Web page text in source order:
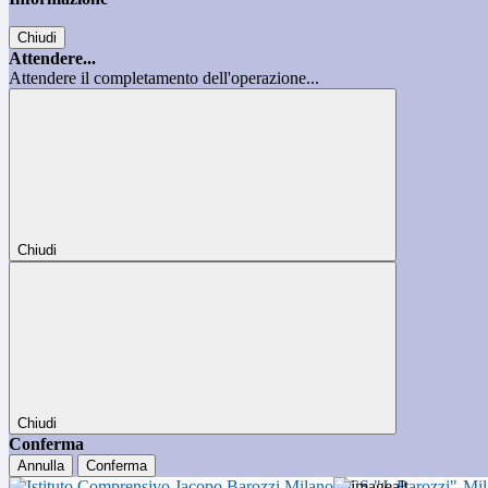
Chiudi
Attendere...
Attendere il completamento dell'operazione...
Chiudi
Chiudi
Conferma
Annulla Conferma